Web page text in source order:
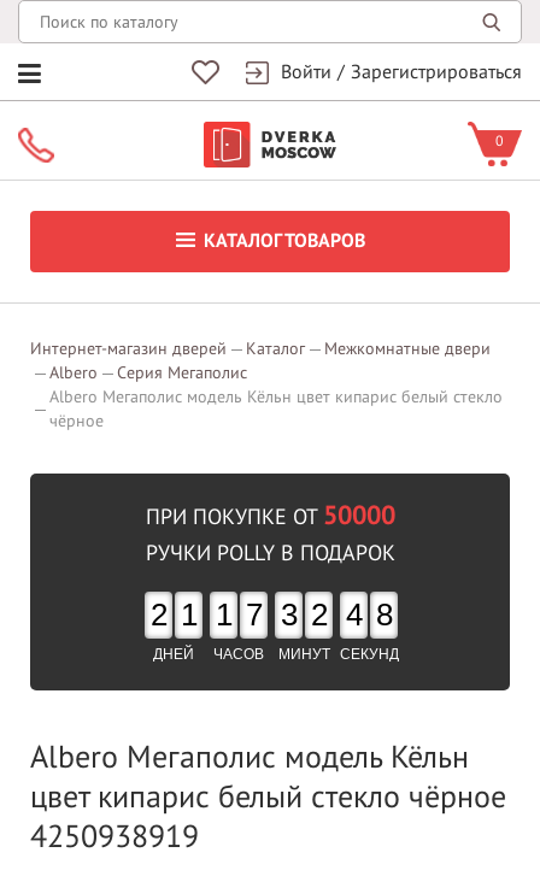
Войти / Зарегистрироваться
0
КАТАЛОГ ТОВАРОВ
Интернет-магазин дверей Каталог
Межкомнатные двери
Albero
Серия Мегаполис
Albero Мегаполис модель Кёльн цвет кипарис белый стекло
чёрное
ПРИ ПОКУПКЕ ОТ 50000
РУЧКИ POLLY В ПОДАРОК
2 1
ДНЕЙ
1 7
ЧАСОВ
3 2
МИНУТ
4 8
СЕКУНД
Albero Мегаполис модель Кёльн
цвет кипарис белый стекло чёрное
4250938919